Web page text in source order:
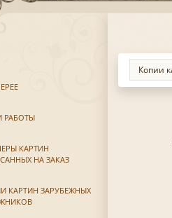
РАБОТЫ
КАРТИН
НА ЗАКАЗ
КАРТИН ЗАРУБЕЖНЫХ